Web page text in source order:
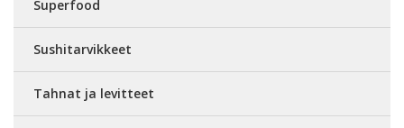
Superfood
Sushitarvikkeet
Tahnat ja levitteet